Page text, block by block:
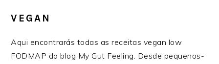
VEGAN
Aqui encontrarás todas as receitas vegan low
FODMAP do blog My Gut Feeling. Desde pequenos-